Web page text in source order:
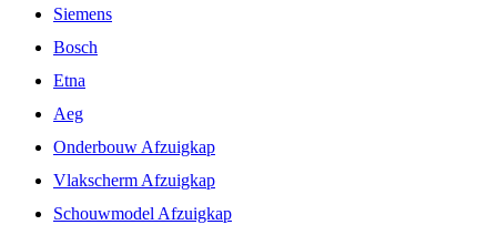
Siemens
Bosch
Etna
Aeg
Onderbouw Afzuigkap
Vlakscherm Afzuigkap
Schouwmodel Afzuigkap